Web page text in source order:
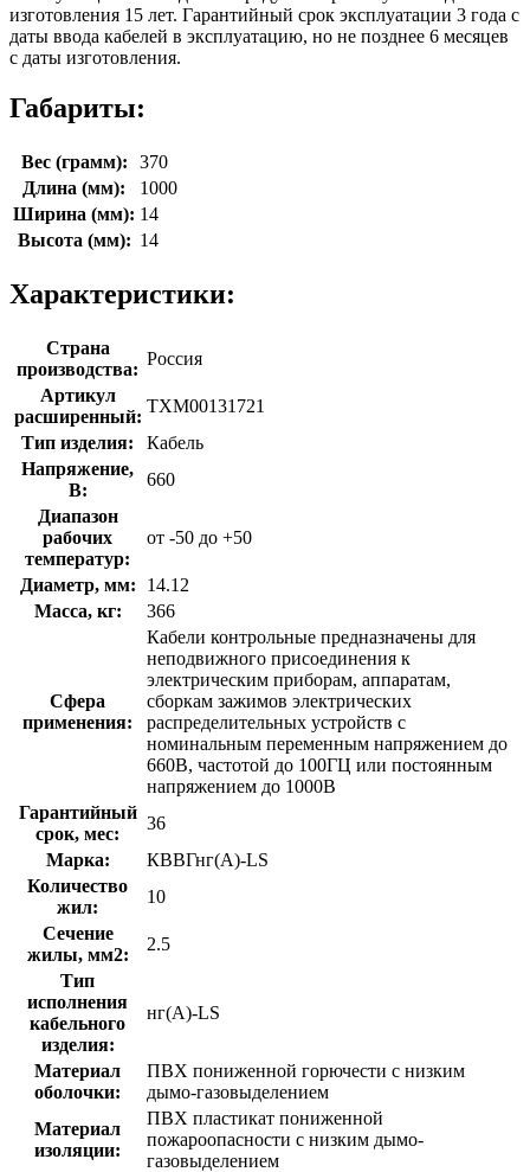
изготовления 15 лет. Гарантийный срок эксплуатации 3 года с
даты ввода кабелей в эксплуатацию, но не позднее 6 месяцев
с даты изготовления.
Габариты:
Вес (грамм):
370
Длина (мм):
1000
Ширина (мм): 14
Высота (мм): 14
Характеристики:
Страна
производства:
Россия
Артикул
расширенный:
ТХМ00131721
Тип изделия:
Кабель
Напряжение,
В:
660
Диапазон
рабочих
температур:
от -50 до +50
Диаметр, мм:
14.12
Масса, кг:
366
Сфера
применения:
Кабели контрольные предназначены для
неподвижного присоединения к
электрическим приборам, аппаратам,
сборкам зажимов электрических
распределительных устройств с
номинальным переменным напряжением до
660В, частотой до 100ГЦ или постоянным
напряжением до 1000В
Гарантийный
срок, мес:
36
Марка:
КВВГнг(A)-LS
Количество
жил:
10
Сечение
жилы, мм2:
2.5
Тип
исполнения
кабельного
изделия:
нг(A)-LS
Материал
оболочки:
ПВХ пониженной горючести с низким
дымо-газовыделением
Материал
изоляции:
ПВХ пластикат пониженной
пожароопасности с низким дымо-
газовыделением